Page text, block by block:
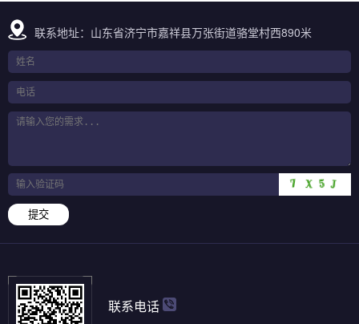
联系地址：山东省济宁市嘉祥县万张街道骆堂村西890米
提交
联系电话